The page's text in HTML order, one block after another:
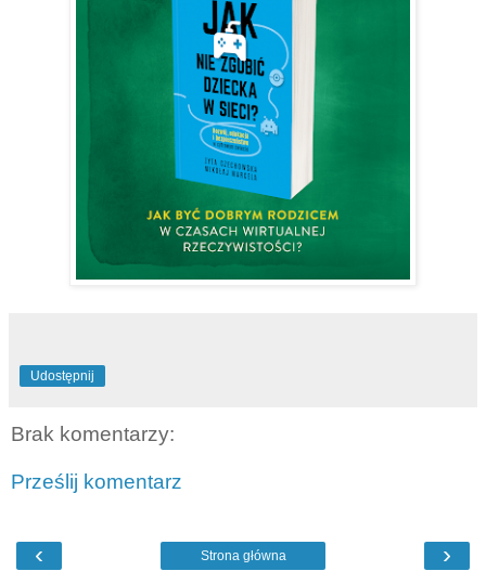
Udostępnij
Brak komentarzy:
Prześlij komentarz
‹ ›
Strona główna